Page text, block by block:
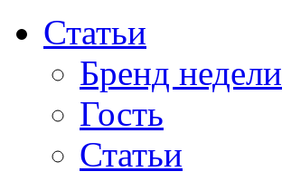
Статьи
Бренд недели
Гость
Статьи